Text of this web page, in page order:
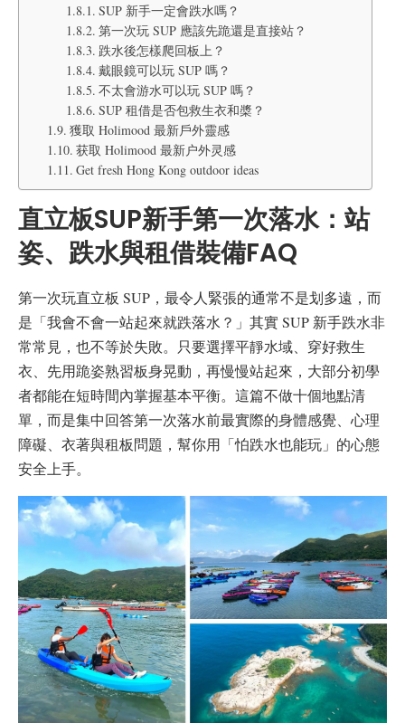
SUP 新手一定會跌水嗎？
第一次玩 SUP 應該先跪還是直接站？
跌水後怎樣爬回板上？
戴眼鏡可以玩 SUP 嗎？
不太會游水可以玩 SUP 嗎？
SUP 租借是否包救生衣和槳？
獲取 Holimood 最新戶外靈感
获取 Holimood 最新户外灵感
Get fresh Hong Kong outdoor ideas
直立板SUP新手第一次落水：站
姿、跌水與租借裝備FAQ
第一次玩直立板 SUP，最令人緊張的通常不是划多遠，而
是「我會不會一站起來就跌落水？」其實 SUP 新手跌水非
常常見，也不等於失敗。只要選擇平靜水域、穿好救生
衣、先用跪姿熟習板身晃動，再慢慢站起來，大部分初學
者都能在短時間內掌握基本平衡。這篇不做十個地點清
單，而是集中回答第一次落水前最實際的身體感覺、心理
障礙、衣著與租板問題，幫你用「怕跌水也能玩」的心態
安全上手。